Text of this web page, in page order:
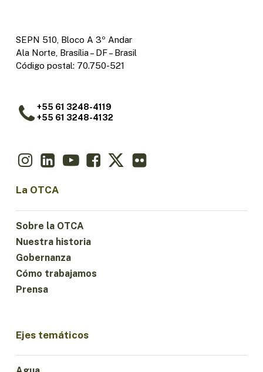
SEPN 510, Bloco A 3º Andar
Ala Norte, Brasília – DF – Brasil
Código postal: 70.750-521
+55 61 3248-4119
+55 61 3248-4132
La OTCA
Sobre la OTCA
Nuestra historia
Gobernanza
Cómo trabajamos
Prensa
Ejes temáticos